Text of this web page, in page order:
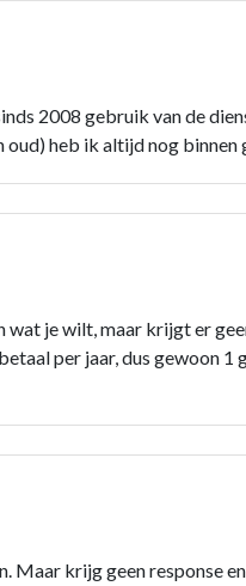
2008 gebruik van de
heb ik altijd nog binnen
je wilt, maar krijgt er
per jaar, dus gewoon 1
Maar krijg geen response